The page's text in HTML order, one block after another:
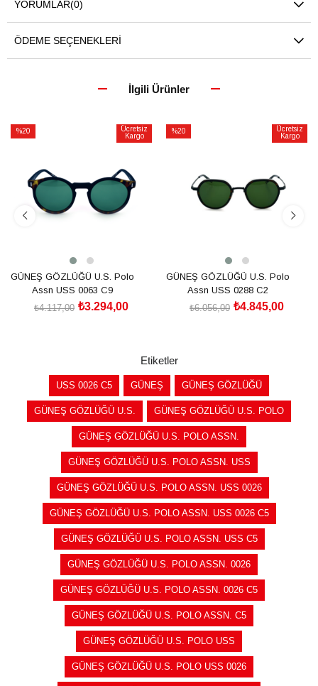
YORUMLAR(0)
ÖDEME SEÇENEKLERI
İlgili Ürünler
%20
Ücretsiz
Kargo
GÜNEŞ GÖZLÜĞÜ U.S. Polo
Assn USS 0063 C9
₺3.294,00
₺4.117,00
%20
Ücretsiz
Kargo
GÜNEŞ GÖZLÜĞÜ U.S. Polo
Assn USS 0288 C2
₺4.845,00
₺6.056,00
Etiketler
USS 0026 C5 GÜNEŞ GÜNEŞ GÖZLÜĞÜ
GÜNEŞ GÖZLÜĞÜ U.S. GÜNEŞ GÖZLÜĞÜ U.S. POLO
GÜNEŞ GÖZLÜĞÜ U.S. POLO ASSN.
GÜNEŞ GÖZLÜĞÜ U.S. POLO ASSN. USS
GÜNEŞ GÖZLÜĞÜ U.S. POLO ASSN. USS 0026
GÜNEŞ GÖZLÜĞÜ U.S. POLO ASSN. USS 0026 C5
GÜNEŞ GÖZLÜĞÜ U.S. POLO ASSN. USS C5
GÜNEŞ GÖZLÜĞÜ U.S. POLO ASSN. 0026
GÜNEŞ GÖZLÜĞÜ U.S. POLO ASSN. 0026 C5
GÜNEŞ GÖZLÜĞÜ U.S. POLO ASSN. C5
GÜNEŞ GÖZLÜĞÜ U.S. POLO USS
GÜNEŞ GÖZLÜĞÜ U.S. POLO USS 0026